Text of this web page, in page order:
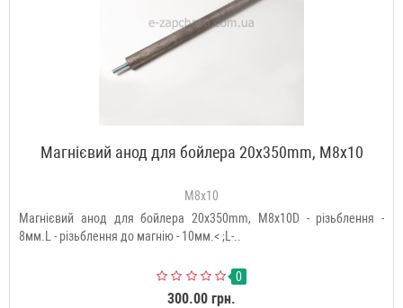
Магнієвий анод для бойлера 20x350mm, M8x10
M8x10
Магнієвий анод для бойлера 20x350mm, M8x10D - різьблення -
8мм.L - різьблення до магнію - 10мм.< ;L-..
0
300.00 грн.